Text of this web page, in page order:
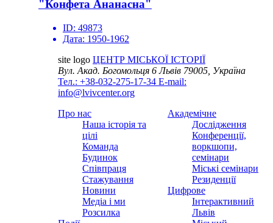
"Конфета Ананасна"
ID: 49873
Дата: 1950-1962
site logo ЦЕНТР МІСЬКОЇ ІСТОРІЇ
Вул. Акад. Богомольця 6Львів 79005, Україна
Тел.: +38-032-275-17-34 E-mail:
info@lvivcenter.org
Про нас
Наша історія та
цілі
Команда
Будинок
Співпраця
Стажування
Новини
Медіа і ми
Розсилка
Академічне
Дослідження
Конференції,
воркшопи,
семінари
Міські семінари
Резиденції
Цифрове
Інтерактивний
Львів